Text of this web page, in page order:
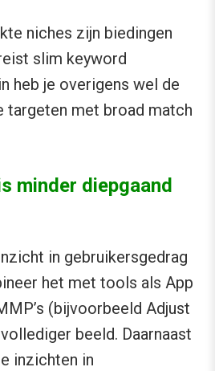
niches zijn biedingen
slim keyword
heb je overigens wel de
targeten met broad match
minder diepgaand
in gebruikersgedrag
het met tools als App
(bijvoorbeeld Adjust
beeld. Daarnaast
inzichten in